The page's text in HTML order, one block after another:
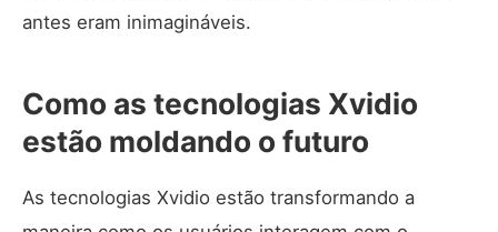
antes eram inimagináveis.
Como as tecnologias Xvidio
estão moldando o futuro
As tecnologias Xvidio estão transformando a